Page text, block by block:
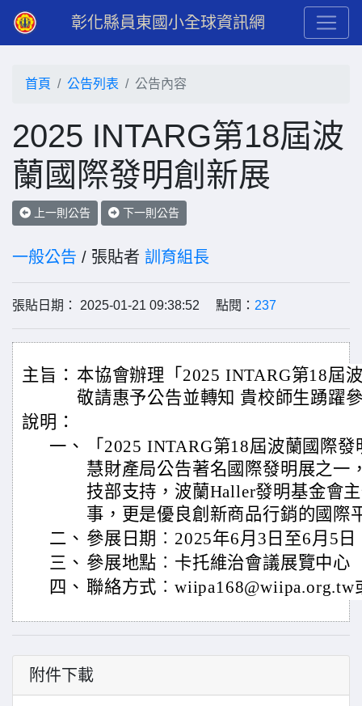
彰化縣員東國小全球資訊網
首頁 公告列表 公告內容
2025 INTARG第18屆波
蘭國際發明創新展
上一則公告 下一則公告
一般公告 / 張貼者 訓育組長
張貼日期： 2025-01-21 09:38:52 點閱： 237
主旨： 本協會辦理「2025 INTARG第18屆
敬請惠予公告並轉知 貴校師生踴躍
說明：
一、
「2025 INTARG第18屆波蘭國際
慧財產局公告著名國際發明展之一
技部支持，波蘭Haller發明基金會
事，更是優良創新商品行銷的國際
二、 參展日期︰2025年6月3日至6月5日
三、 參展地點︰卡托維治會議展覽中心
四、 聯絡方式︰wiipa168@wiipa.org.tw
附件下載